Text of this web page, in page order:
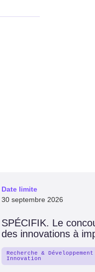
Date limite
30 septembre 2026
SPÉCIFIK. Le
des innovations à
Recherche &
Innovation